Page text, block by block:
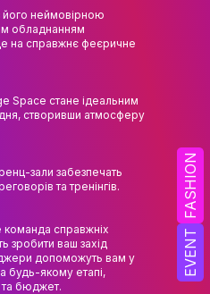
EVENT
FASHION
ДОБРОЧЕСНІСТЬ
БІЗНЕСУ
ТА ІСТОРІЯ КАФЕДРИ
його неймовірною
обладнанням
на справжнє феєричне
Space стане ідеальним
створивши атмосферу
зали забезпечать
та тренінгів.
справжніх
зробити ваш захід
допоможуть вам у
будь-якому етапі,
та бюджет.